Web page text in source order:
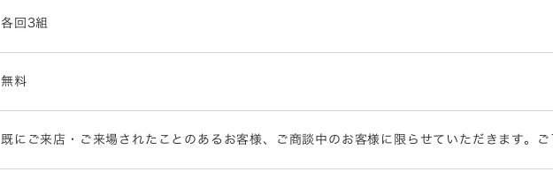
各回3組
無料
既にご来店・ご来場されたことのあるお客様、ご商談中のお客様に限らせていただきます。ご